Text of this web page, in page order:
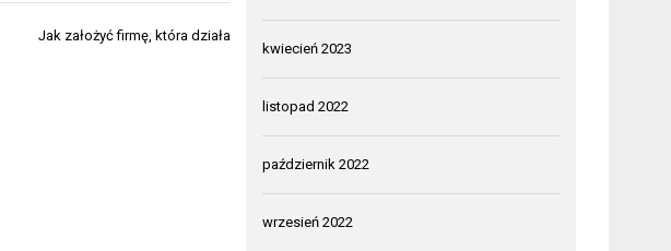
Jak założyć firmę, która działa
kwiecień 2023
listopad 2022
październik 2022
wrzesień 2022